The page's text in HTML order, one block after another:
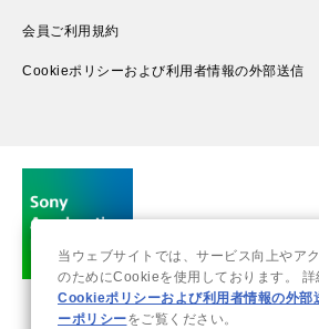
会員ご利用規約
Cookieポリシーおよび利用者情報の外部送信
© 2019-
当ウェブサイトでは、サービス向上やア
のためにCookieを使用しております。 詳
Cookieポリシーおよび利用者情報の外部
ーポリシーをご覧ください。